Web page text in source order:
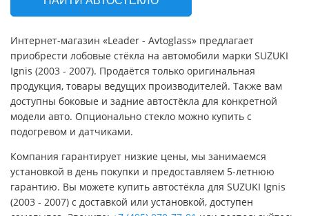
Интернет-магазин «Leader - Avtoglass» предлагает
приобрести лобовые стёкла на автомобили марки SUZUKI
Ignis (2003 - 2007). Продаётся только оригинальная
продукция, товары ведущих производителей. Также вам
доступны боковые и задние автостёкла для конкретной
модели авто. Опционально стекло можно купить с
подогревом и датчиками.
Компания гарантирует низкие цены, мы занимаемся
установкой в день покупки и предоставляем 5-летнюю
гарантию. Вы можете купить автостёкла для SUZUKI Ignis
(2003 - 2007) с доставкой или установкой, доступен